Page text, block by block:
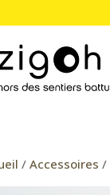
/Accessoires /